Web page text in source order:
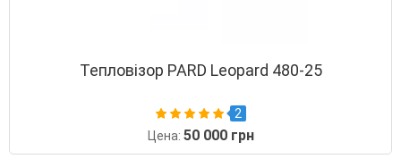
Тепловізор PARD Leopard 480-25
2
Цена: 50 000 грн